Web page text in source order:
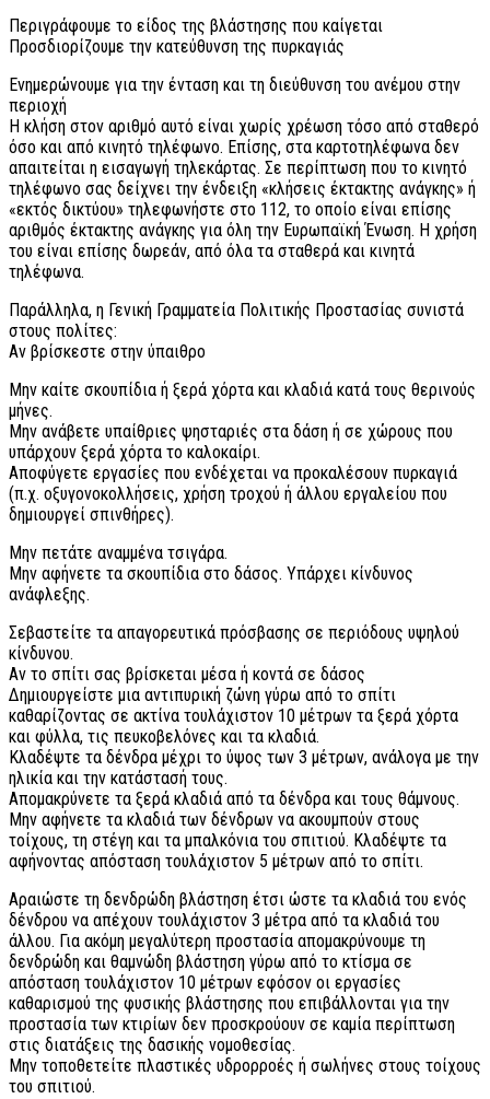
Περιγράφουμε το είδος της βλάστησης που καίγεται
Προσδιορίζουμε την κατεύθυνση της πυρκαγιάς
Ενημερώνουμε για την ένταση και τη διεύθυνση του ανέμου στην
περιοχή
Η κλήση στον αριθμό αυτό είναι χωρίς χρέωση τόσο από σταθερό
όσο και από κινητό τηλέφωνο. Επίσης, στα καρτοτηλέφωνα δεν
απαιτείται η εισαγωγή τηλεκάρτας. Σε περίπτωση που το κινητό
τηλέφωνο σας δείχνει την ένδειξη «κλήσεις έκτακτης ανάγκης» ή
«εκτός δικτύου» τηλεφωνήστε στο 112, το οποίο είναι επίσης
αριθμός έκτακτης ανάγκης για όλη την Ευρωπαϊκή Ένωση. Η χρήση
του είναι επίσης δωρεάν, από όλα τα σταθερά και κινητά
τηλέφωνα.
Παράλληλα, η Γενική Γραμματεία Πολιτικής Προστασίας συνιστά
στους πολίτες:
Αν βρίσκεστε στην ύπαιθρο
Μην καίτε σκουπίδια ή ξερά χόρτα και κλαδιά κατά τους θερινούς
μήνες.
Μην ανάβετε υπαίθριες ψησταριές στα δάση ή σε χώρους που
υπάρχουν ξερά χόρτα το καλοκαίρι.
Αποφύγετε εργασίες που ενδέχεται να προκαλέσουν πυρκαγιά
(π.χ. οξυγονοκολλήσεις, χρήση τροχού ή άλλου εργαλείου που
δημιουργεί σπινθήρες).
Μην πετάτε αναμμένα τσιγάρα.
Μην αφήνετε τα σκουπίδια στο δάσος. Υπάρχει κίνδυνος
ανάφλεξης.
Σεβαστείτε τα απαγορευτικά πρόσβασης σε περιόδους υψηλού
κίνδυνου.
Αν το σπίτι σας βρίσκεται μέσα ή κοντά σε δάσος
Δημιουργείστε μια αντιπυρική ζώνη γύρω από το σπίτι
καθαρίζοντας σε ακτίνα τουλάχιστον 10 μέτρων τα ξερά χόρτα
και φύλλα, τις πευκοβελόνες και τα κλαδιά.
Κλαδέψτε τα δένδρα μέχρι το ύψος των 3 μέτρων, ανάλογα με την
ηλικία και την κατάστασή τους.
Απομακρύνετε τα ξερά κλαδιά από τα δένδρα και τους θάμνους.
Μην αφήνετε τα κλαδιά των δένδρων να ακουμπούν στους
τοίχους, τη στέγη και τα μπαλκόνια του σπιτιού. Κλαδέψτε τα
αφήνοντας απόσταση τουλάχιστον 5 μέτρων από το σπίτι.
Αραιώστε τη δενδρώδη βλάστηση έτσι ώστε τα κλαδιά του ενός
δένδρου να απέχουν τουλάχιστον 3 μέτρα από τα κλαδιά του
άλλου. Για ακόμη μεγαλύτερη προστασία απομακρύνουμε τη
δενδρώδη και θαμνώδη βλάστηση γύρω από το κτίσμα σε
απόσταση τουλάχιστον 10 μέτρων εφόσον οι εργασίες
καθαρισμού της φυσικής βλάστησης που επιβάλλονται για την
προστασία των κτιρίων δεν προσκρούουν σε καμία περίπτωση
στις διατάξεις της δασικής νομοθεσίας.
Μην τοποθετείτε πλαστικές υδρορροές ή σωλήνες στους τοίχους
του σπιτιού.